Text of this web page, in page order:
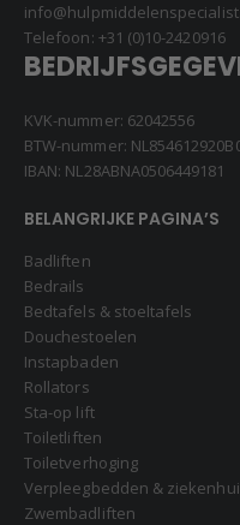
Telefoon: +31 (0)10-2420916
KVK-nummer: 62042556
BTW-nummer:
IBAN: NL28ABNA0506449181
BELANGRIJKE PAGINA’S
Badliften
Bedrails
Bedtafels & stoeltafels
Douchestoelen
Instapbaden
Rollators
Sta-op lift
Toiletliften
Toiletverhoging
Verpleegbedden &
Zwembadliften